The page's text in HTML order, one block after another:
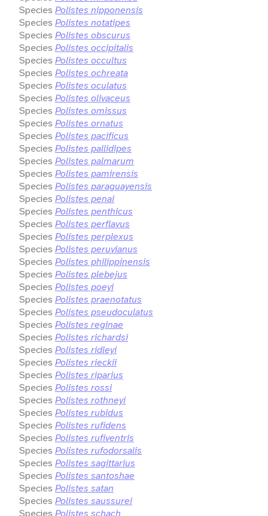
Species Polistes nipponensis
Species Polistes notatipes
Species Polistes obscurus
Species Polistes occipitalis
Species Polistes occultus
Species Polistes ochreata
Species Polistes oculatus
Species Polistes olivaceus
Species Polistes omissus
Species Polistes ornatus
Species Polistes pacificus
Species Polistes pallidipes
Species Polistes palmarum
Species Polistes pamirensis
Species Polistes paraguayensis
Species Polistes penai
Species Polistes penthicus
Species Polistes perflavus
Species Polistes perplexus
Species Polistes peruvianus
Species Polistes philippinensis
Species Polistes plebejus
Species Polistes poeyi
Species Polistes praenotatus
Species Polistes pseudoculatus
Species Polistes reginae
Species Polistes richardsi
Species Polistes ridleyi
Species Polistes rieckii
Species Polistes riparius
Species Polistes rossi
Species Polistes rothneyi
Species Polistes rubidus
Species Polistes rufidens
Species Polistes rufiventris
Species Polistes rufodorsalis
Species Polistes sagittarius
Species Polistes santoshae
Species Polistes satan
Species Polistes saussurei
Species Polistes schach